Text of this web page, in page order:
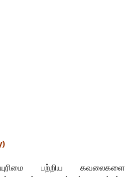
பற்றிய கவலைகளை